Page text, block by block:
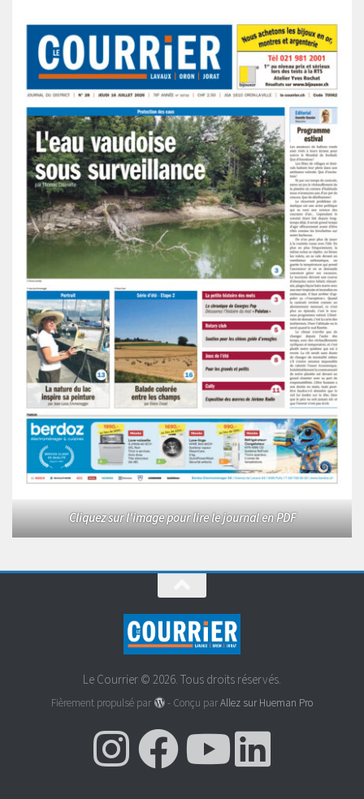
Cliquez sur l'image pour lire le journal en PDF
Le Courrier © 2026. Tous droits réservés.
Fièrement propulsé par - Conçu parAllez sur Hueman Pro